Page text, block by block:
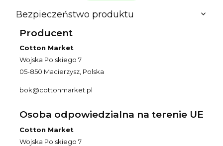
Bezpieczeństwo produktu
Producent
Cotton Market
Wojska Polskiego 7
05-850 Macierzysz, Polska
bok@cottonmarket.pl
Osoba odpowiedzialna na terenie UE
Cotton Market
Wojska Polskiego 7